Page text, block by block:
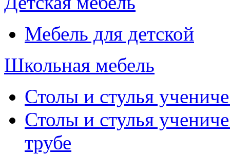
Мебель для детской
Школьная мебель
Столы и стулья
Столы и стулья
трубе